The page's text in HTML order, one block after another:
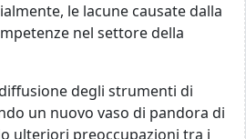
le lacune causate dalla
nel settore della
degli strumenti di
un nuovo vaso di pandora di
ulteriori preoccupazioni tra i